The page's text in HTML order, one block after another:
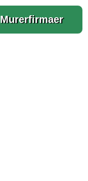
Murerfirmaer